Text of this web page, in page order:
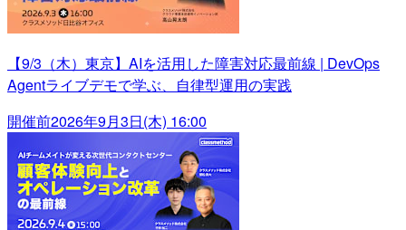
【9/3（木）東京】AIを活用した障害対応最前線 | DevOps
Agentライブデモで学ぶ、自律型運用の実践
開催前2026年9月3日(木) 16:00